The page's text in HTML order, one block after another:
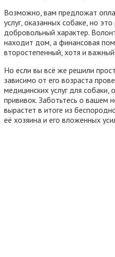
Возможно, вам предложат
услуг, оказанных собаке, но
добровольный характер.
находит дом, а финансовая
второстепенный, хотя и
Но если вы всё же решили
зависимо от его возраста
медицинских услуг для собаки,
прививок. Заботьтесь о вашем
вырастет в итоге из
её хозяина и его вложенных